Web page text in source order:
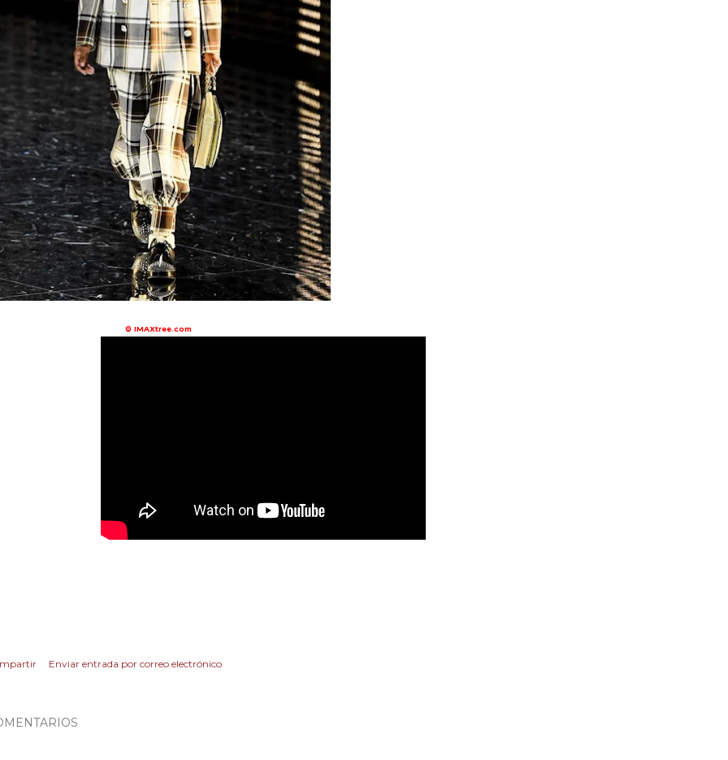
© IMAXtree.com
Enviar entrada por correo electrónico